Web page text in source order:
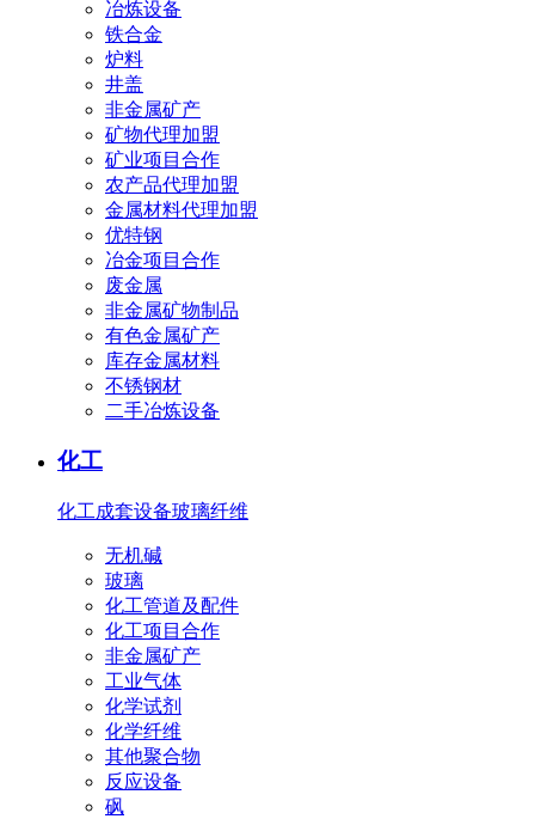
冶炼设备
铁合金
炉料
井盖
非金属矿产
矿物代理加盟
矿业项目合作
农产品代理加盟
金属材料代理加盟
优特钢
冶金项目合作
废金属
非金属矿物制品
有色金属矿产
库存金属材料
不锈钢材
二手冶炼设备
化工
化工成套设备玻璃纤维
无机碱
玻璃
化工管道及配件
化工项目合作
非金属矿产
工业气体
化学试剂
化学纤维
其他聚合物
反应设备
砜